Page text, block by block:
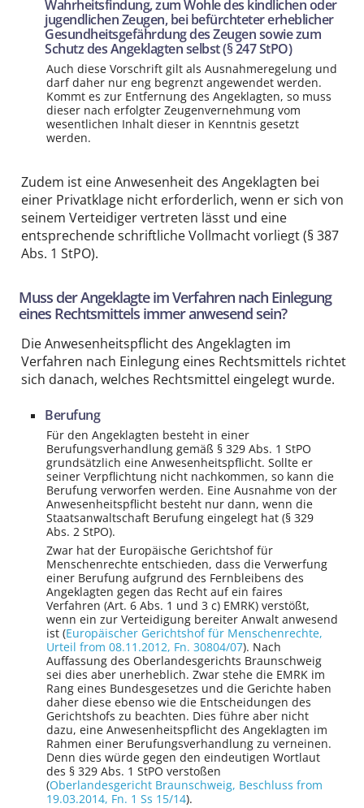
Wahrheitsfindung, zum Wohle des kindlichen oder
jugendlichen Zeugen, bei befürchteter erheblicher
Gesundheitsgefährdung des Zeugen sowie zum
Schutz des Angeklagten selbst (§ 247 StPO)
Auch diese Vorschrift gilt als Ausnahmeregelung und
darf daher nur eng begrenzt angewendet werden.
Kommt es zur Entfernung des Angeklagten, so muss
dieser nach erfolgter Zeugenvernehmung vom
wesentlichen Inhalt dieser in Kenntnis gesetzt
werden.
Zudem ist eine Anwesenheit des Angeklagten bei
einer Privatklage nicht erforderlich, wenn er sich von
seinem Verteidiger vertreten lässt und eine
entsprechende schriftliche Vollmacht vorliegt (§ 387
Abs. 1 StPO).
Muss der Angeklagte im Verfahren nach Einlegung
eines Rechtsmittels immer anwesend sein?
Die Anwesenheitspflicht des Angeklagten im
Verfahren nach Einlegung eines Rechtsmittels richtet
sich danach, welches Rechtsmittel eingelegt wurde.
Berufung
Für den Angeklagten besteht in einer
Berufungsverhandlung gemäß § 329 Abs. 1 StPO
grundsätzlich eine Anwesenheitspflicht. Sollte er
seiner Verpflichtung nicht nachkommen, so kann die
Berufung verworfen werden. Eine Ausnahme von der
Anwesenheitspflicht besteht nur dann, wenn die
Staatsanwaltschaft Berufung eingelegt hat (§ 329
Abs. 2 StPO).
Zwar hat der Europäische Gerichtshof für
Menschenrechte entschieden, dass die Verwerfung
einer Berufung aufgrund des Fernbleibens des
Angeklagten gegen das Recht auf ein faires
Verfahren (Art. 6 Abs. 1 und 3 c) EMRK) verstößt,
wenn ein zur Verteidigung bereiter Anwalt anwesend
ist (Europäischer Gerichtshof für Menschenrechte,
Urteil from 08.11.2012, Fn. 30804/07). Nach
Auffassung des Oberlandesgerichts Braunschweig
sei dies aber unerheblich. Zwar stehe die EMRK im
Rang eines Bundesgesetzes und die Gerichte haben
daher diese ebenso wie die Entscheidungen des
Gerichtshofs zu beachten. Dies führe aber nicht
dazu, eine Anwesenheitspflicht des Angeklagten im
Rahmen einer Berufungsverhandlung zu verneinen.
Denn dies würde gegen den eindeutigen Wortlaut
des § 329 Abs. 1 StPO verstoßen
(Oberlandesgericht Braunschweig, Beschluss from
19.03.2014, Fn. 1 Ss 15/14).